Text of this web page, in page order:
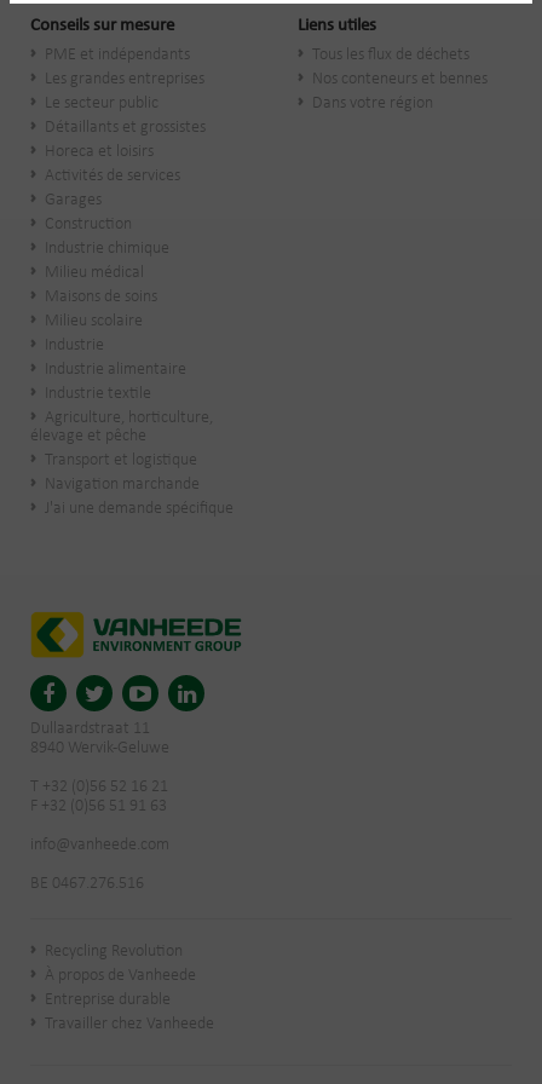
Conseils sur mesure
PME et indépendants
Les grandes entreprises
Le secteur public
​Détaillants et grossistes
Horeca et loisirs
Activités de services
Garages
Construction
Industrie chimique
Milieu médical
Maisons de soins
Milieu scolaire
Industrie
Industrie alimentaire
Industrie textile
Agriculture, horticulture,
élevage et pêche
Transport et logistique
Navigation marchande
J'ai une demande spécifique
Liens utiles
Tous les flux de déchets
Nos conteneurs et bennes
Dans votre région
Dullaardstraat 11
8940 Wervik-Geluwe
T +32 (0)56 52 16 21
F +32 (0)56 51 91 63
info@vanheede.com
BE 0467.276.516
Recycling Revolution
À propos de Vanheede
Entreprise durable
Travailler chez Vanheede